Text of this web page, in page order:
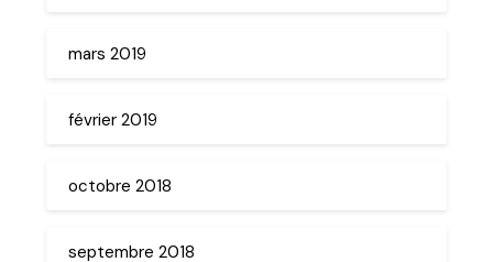
mars 2019
février 2019
octobre 2018
septembre 2018